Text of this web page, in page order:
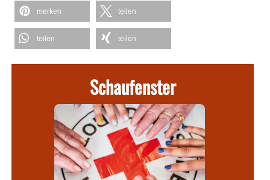
merken teilen
teilen teilen
Schaufenster